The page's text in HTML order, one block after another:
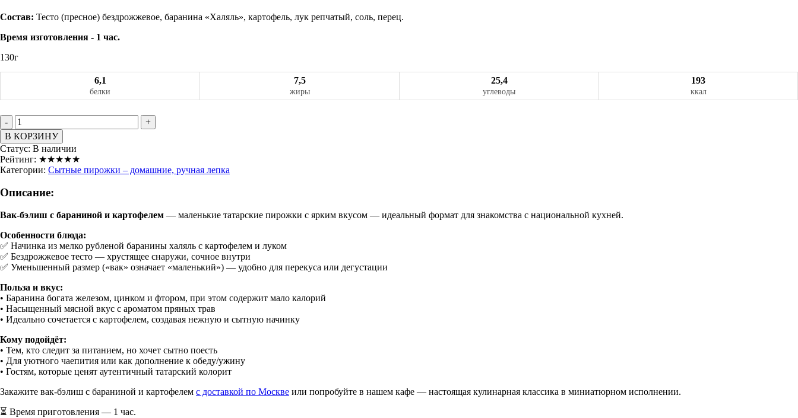
Состав: Тесто (пресное) бездрожжевое, баранина «Халяль», картофель, лук репчатый, соль, перец.
Время изготовления - 1 час.
130г
6,1
белки
7,5
жиры
25,4
углеводы
193
ккал
-
+
В КОРЗИНУ
Статус: В наличии
Рейтинг: ★★★★★
Категории: Сытные пирожки – домашние, ручная лепка
Описание:
Вак-бэлиш с бараниной и картофелем — маленькие татарские пирожки с ярким вкусом — идеальный формат для знакомства с национальной кухней.
Особенности блюда:
✅ Начинка из мелко рубленой баранины халяль с картофелем и луком
✅ Бездрожжевое тесто — хрустящее снаружи, сочное внутри
✅ Уменьшенный размер («вак» означает «маленький») — удобно для перекуса или дегустации
Польза и вкус:
• Баранина богата железом, цинком и фтором, при этом содержит мало калорий
• Насыщенный мясной вкус с ароматом пряных трав
• Идеально сочетается с картофелем, создавая нежную и сытную начинку
Кому подойдёт:
• Тем, кто следит за питанием, но хочет сытно поесть
• Для уютного чаепития или как дополнение к обеду/ужину
• Гостям, которые ценят аутентичный татарский колорит
Закажите вак-бэлиш с бараниной и картофелем с доставкой по Москве или попробуйте в нашем кафе — настоящая кулинарная классика в миниатюрном исполнении.
⏳ Время приготовления — 1 час.